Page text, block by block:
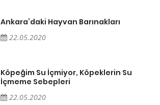
Ankara’daki Hayvan Barınakları
22.05.2020
Köpeğim Su İçmiyor, Köpeklerin Su
İçmeme Sebepleri
22.05.2020